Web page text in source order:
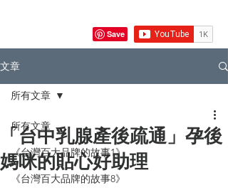
文章
所有文章
《台灣百大品牌的故事1》
《台灣百大品牌的故事8》
所有文章
「台中乳腺產後疏通」孕後
媽咪的貼心好助理